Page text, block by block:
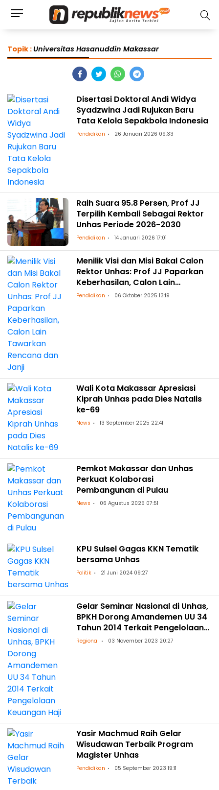
Topik :Universitas Hasanuddin Makassar
Disertasi Doktoral Andi Widya
Syadzwina Jadi Rujukan Baru
Tata Kelola Sepakbola Indonesia
Pendidikan 26 Januari 2026 09:33
Raih Suara 95.8 Persen, Prof JJ
Terpilih Kembali Sebagai Rektor
Unhas Periode 2026-2030
Pendidikan 14 Januari 2026 17:01
Menilik Visi dan Misi Bakal Calon
Rektor Unhas: Prof JJ Paparkan
Keberhasilan, Calon Lain
Tawarkan Rencana dan Janji
Pendidikan 06 Oktober 2025 13:19
Wali Kota Makassar Apresiasi
Kiprah Unhas pada Dies Natalis
ke-69
News 13 September 2025 22:41
Pemkot Makassar dan Unhas
Perkuat Kolaborasi
Pembangunan di Pulau
News 06 Agustus 2025 07:51
KPU Sulsel Gagas KKN Tematik
bersama Unhas
Politik 21 Juni 2024 09:27
Gelar Seminar Nasional di Unhas,
BPKH Dorong Amandemen UU 34
Tahun 2014 Terkait Pengelolaan
Keuangan Haji
Regional 03 November 2023 20:27
Yasir Machmud Raih Gelar
Wisudawan Terbaik Program
Magister Unhas
Pendidikan 05 September 2023 19:11